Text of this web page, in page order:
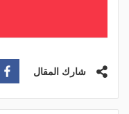
شارك المقال